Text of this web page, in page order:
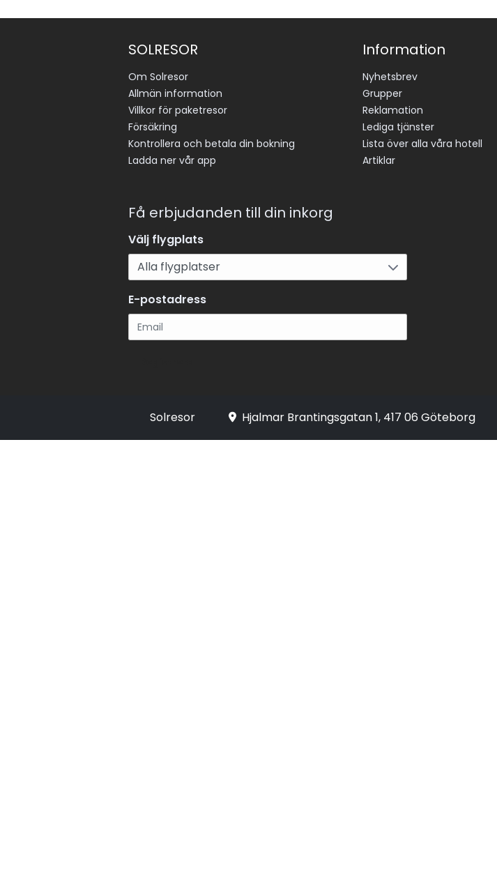
SOLRESOR
Om Solresor
Allmän information
Villkor för paketresor
Försäkring
Kontrollera och betala din bokning
Ladda ner vår app
Information
Nyhetsbrev
Grupper
Reklamation
Lediga tjänster
Lista över alla våra hotell
Artiklar
Få erbjudanden till din inkorg
Välj flygplats
E-postadress
Solresor Hjalmar Brantingsgatan 1, 417 06 Göteborg